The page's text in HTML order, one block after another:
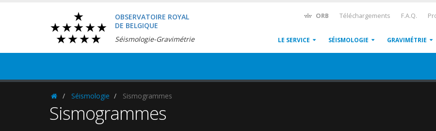
OBSERVATOIRE ROYAL
DE BELGIQUE
Séismologie-Gravimétrie
ORB Téléchargements F.A.Q.
LE SERVICE SÉISMOLOGIE GRAVIMÉTRIE
HomepageSéismologie Sismogrammes
Sismogrammes